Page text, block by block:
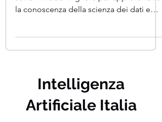
Personalmente penso che i progetti
la conoscenza della scienza dei dati e
Intelligenza